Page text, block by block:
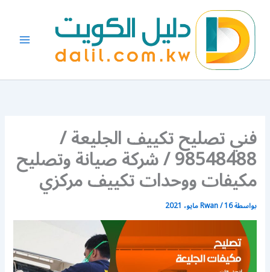
المحتوى
فني تصليح تكييف الجليعة /
98548488 / شركة صيانة وتصليح
مكيفات ووحدات تكييف مركزي
بواسطة Rwan/16 مايو، 2021